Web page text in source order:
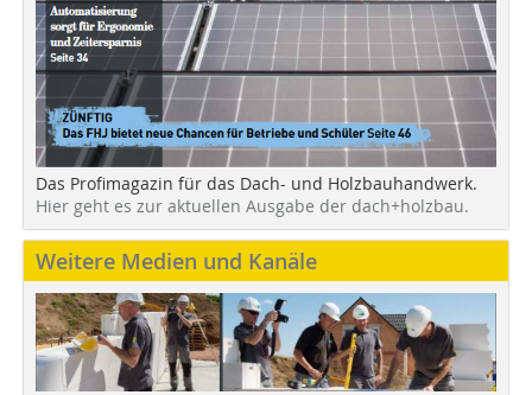
Das Profimagazin für das Dach- und Holzbauhandwerk.
Hier geht es zur aktuellen Ausgabe der dach+holzbau.
Weitere Medien und Kanäle